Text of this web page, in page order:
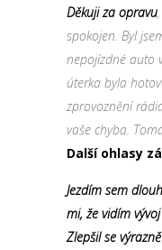
Děkuji za opravu
spokojen. Byl
nepojízdné auto
úterka byla
zprovoznění
vaše chyba.
Další ohlasy
Jezdím sem
mi, že vidím
Zlepšil se